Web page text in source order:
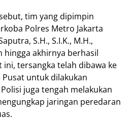
tim yang dipimpin
Polres Metro Jakarta
S.H., S.I.K., M.H.,
hingga akhirnya berhasil
ini, tersangka telah dibawa ke
untuk dilakukan
juga tengah melakukan
jaringan peredaran